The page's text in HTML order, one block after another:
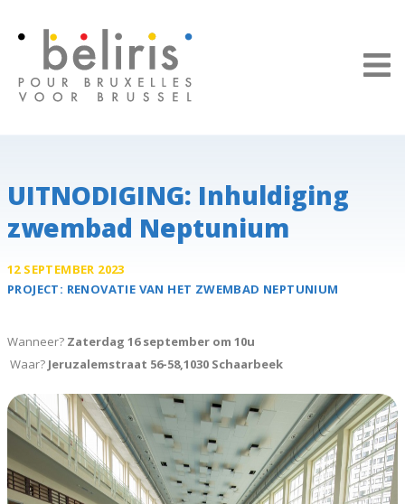
UITNODIGING: Inhuldiging
zwembad Neptunium
12 SEPTEMBER 2023
PROJECT: RENOVATIE VAN HET ZWEMBAD NEPTUNIUM
Wanneer? Zaterdag 16 september om 10u
Waar? Jeruzalemstraat 56-58,1030 Schaarbeek